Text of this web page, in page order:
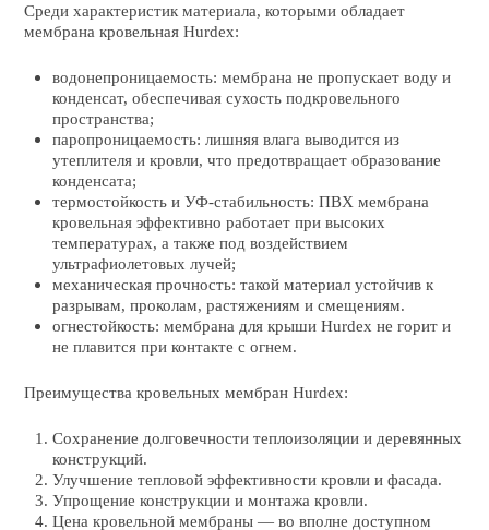
Среди характеристик материала, которыми обладает
мембрана кровельнаяHurdex:
водонепроницаемость: мембрана не пропускает воду и
конденсат, обеспечивая сухость подкровельного
пространства;
паропроницаемость: лишняя влага выводится из
утеплителя и кровли, что предотвращает образование
конденсата;
термостойкость и УФ-стабильность: ПВХ мембрана
кровельнаяэффективно работает при высоких
температурах, а также под воздействием
ультрафиолетовых лучей;
механическая прочность: такой материал устойчив к
разрывам, проколам, растяжениям и смещениям.
огнестойкость: мембрана для крышиHurdex не горит и
не плавится при контакте с огнем.
Преимущества кровельных мембран Hurdex:
Сохранение долговечности теплоизоляции и деревянных
конструкций.
Улучшение тепловой эффективности кровли и фасада.
Упрощение конструкции и монтажа кровли.
Цена кровельной мембраны — во вполне доступном